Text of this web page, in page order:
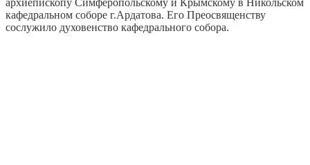
кафедральном соборе г.Ардатова. Его Преосвященству
сослужило духовенство кафедрального собора.